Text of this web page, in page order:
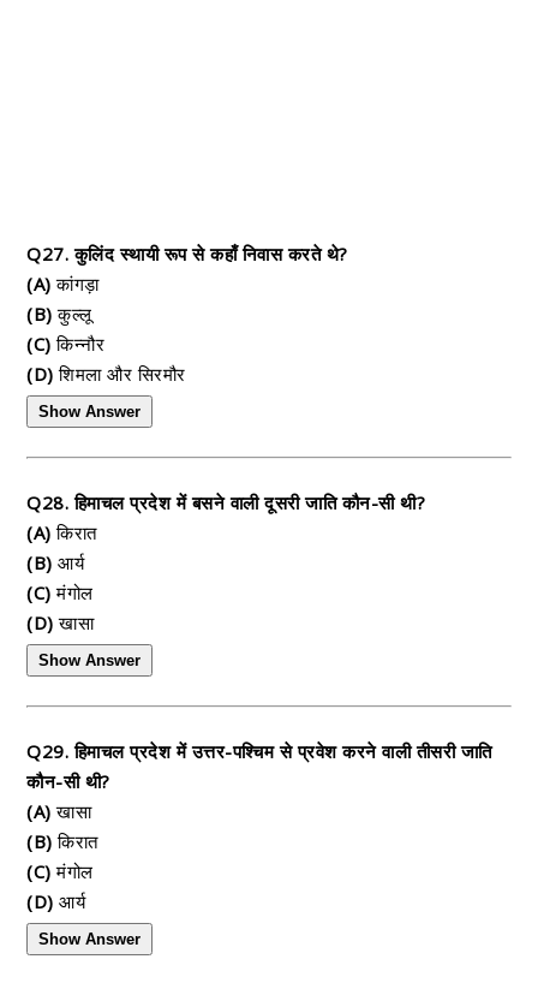
Q27. कुलिंद स्थायी रूप से कहाँ निवास करते थे?
(A) कांगड़ा
(B) कुल्लू
(C) किन्नौर
(D) शिमला और सिरमौर
Show Answer
Q28. हिमाचल प्रदेश में बसने वाली दूसरी जाति कौन-सी थी?
(A) किरात
(B) आर्य
(C) मंगोल
(D) खासा
Show Answer
Q29. हिमाचल प्रदेश में उत्तर-पश्चिम से प्रवेश करने वाली तीसरी जाति
कौन-सी थी?
(A) खासा
(B) किरात
(C) मंगोल
(D) आर्य
Show Answer